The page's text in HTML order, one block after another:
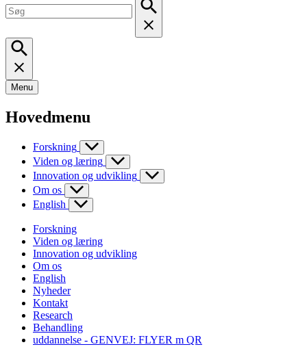
Menu
Hovedmenu
Forskning
Viden og læring
Innovation og udvikling
Om os
English
Forskning
Viden og læring
Innovation og udvikling
Om os
English
Nyheder
Kontakt
Research
Behandling
uddannelse - GENVEJ: FLYER m QR